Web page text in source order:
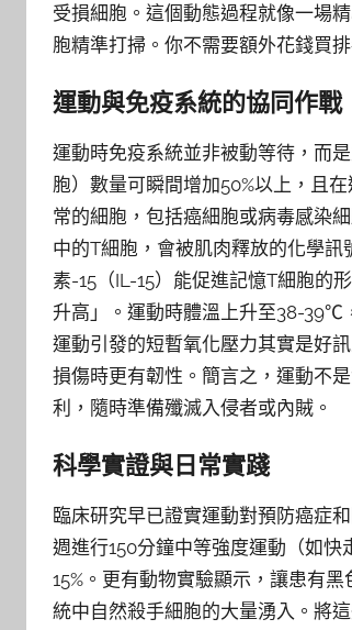
受損細胞。這個動態過程就像一場
胞精準打掃。你不需要額外花錢買
運動與免疫系統的協同作戰
運動時免疫系統並非被動等待，而
胞）數量可瞬間增加50%以上，且
常的細胞，包括癌細胞或病毒感染
中的T細胞，會被肌肉釋放的化學
素-15（IL-15）能促進記憶T細胞的
升高」。運動時體溫上升至38-39℃
運動引發的短暫氧化壓力其實是好
損傷時更有韌性。簡言之，運動不
利，隨時準備殲滅入侵者或內賊。
科學實證與日常實踐
臨床研究早已證實運動對預防癌症
週進行150分鐘中等強度運動（如快
15%。更有動物實驗顯示，讓患有
統中自然殺手細胞的大量湧入。將